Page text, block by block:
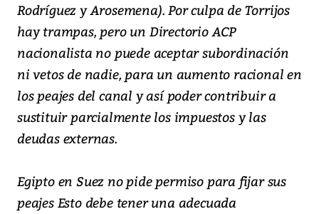
Rodríguez y Arosemena). Por culpa de Torrijos
hay trampas, pero un Directorio ACP
nacionalista no puede aceptar subordinación
ni vetos de nadie, para un aumento racional en
los peajes del canal y así poder contribuir a
sustituir parcialmente los impuestos y las
deudas externas.
Egipto en Suez no pide permiso para fijar sus
peajes Esto debe tener una adecuada